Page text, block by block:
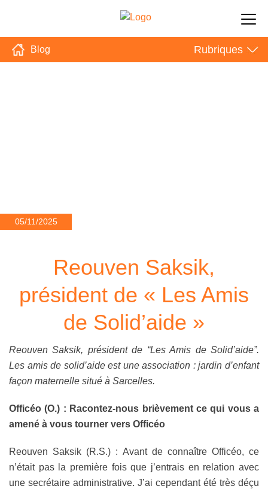
Blog Rubriques
05/11/2025
Reouven Saksik,
président de « Les Amis
de Solid’aide »
Reouven Saksik, président de “Les Amis de Solid’aide”.
Les amis de solid’aide est une association : jardin d’enfant
façon maternelle situé à Sarcelles.
Officéo (O.) : Racontez-nous brièvement ce qui vous a
amené à vous tourner vers Officéo
Reouven Saksik (R.S.) : Avant de connaître Officéo, ce
n’était pas la première fois que j’entrais en relation avec
une secrétaire administrative. J’ai cependant été très déçu